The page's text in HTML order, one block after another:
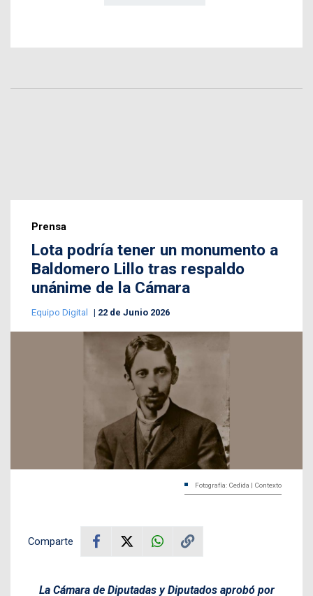
Prensa
Lota podría tener un monumento a
Baldomero Lillo tras respaldo
unánime de la Cámara
Equipo Digital 22 de Junio 2026
Fotografía: Cedida | Contexto
Comparte
La Cámara de Diputadas y Diputados aprobó por